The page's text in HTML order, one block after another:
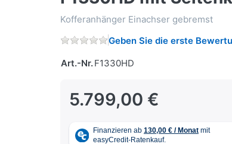
Kofferanhänger Einachser gebremst
Geben Sie die erste
Art.-Nr.F1330HD
5.799,00 €